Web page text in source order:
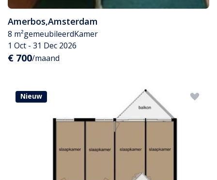
Amerbos,Amsterdam
8 m²gemeubileerdKamer
1 Oct - 31 Dec 2026
€ 700/maand
Nieuw